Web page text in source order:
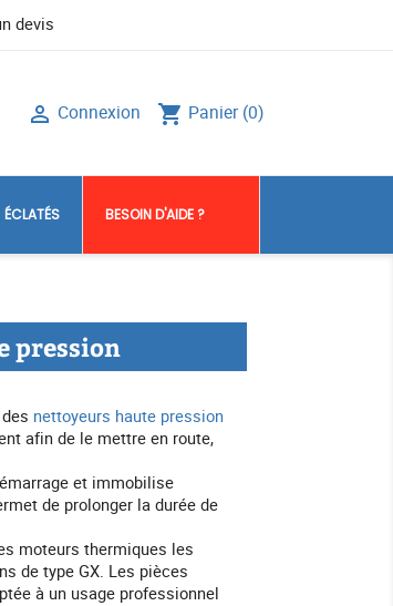
devis
shopping_cart Panier (0)
 Connexion
ÉCLATÉS BESOIN D'AIDE ?
pression
nettoyeurs haute pression
afin de le mettre en route,
et immobilise
de prolonger la durée de
moteurs thermiques les
de type GX. Les pièces
à un usage professionnel